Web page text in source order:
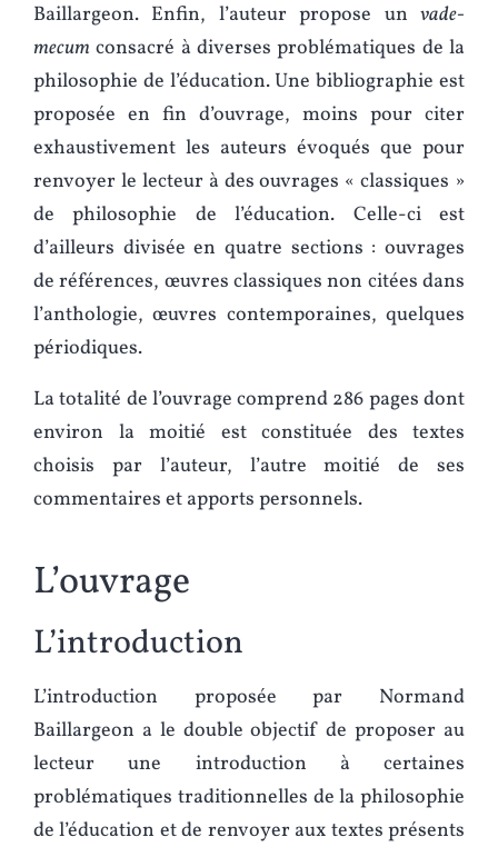
Baillargeon. Enfin, l’auteur propose un vade-
mecum consacré à diverses problématiques de la
philosophie de l’éducation. Une bibliographie est
proposée en fin d’ouvrage, moins pour citer
exhaustivement les auteurs évoqués que pour
renvoyer le lecteur à des ouvrages « classiques »
de philosophie de l’éducation. Celle-ci est
d’ailleurs divisée en quatre sections : ouvrages
de références, œuvres classiques non citées dans
l’anthologie, œuvres contemporaines, quelques
périodiques.
La totalité de l’ouvrage comprend 286 pages dont
environ la moitié est constituée des textes
choisis par l’auteur, l’autre moitié de ses
commentaires et apports personnels.
L’ouvrage
L’introduction
L’introduction proposée par Normand
Baillargeon a le double objectif de proposer au
lecteur une introduction à certaines
problématiques traditionnelles de la philosophie
de l’éducation et de renvoyer aux textes présents